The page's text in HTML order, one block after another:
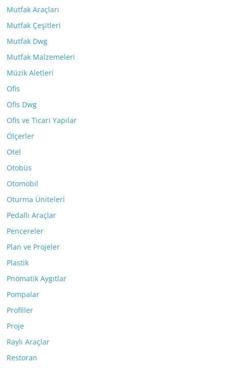
Mutfak Araçları
Mutfak Çeşitleri
Mutfak Dwg
Mutfak Malzemeleri
Müzik Aletleri
Ofis
Ofis Dwg
Ofis ve Ticari Yapılar
Ölçerler
Otel
Otobüs
Otomobil
Oturma Üniteleri
Pedallı Araçlar
Pencereler
Plan ve Projeler
Plastik
Pnömatik Aygıtlar
Pompalar
Profiller
Proje
Raylı Araçlar
Restoran